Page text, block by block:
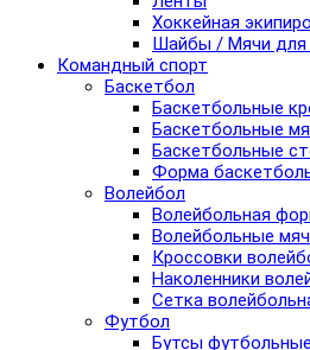
Хоккейная
Шайбы / Мячи для
Командный спорт
Баскетбол
Баскетбольные
Баскетбольные
Баскетбольные
Форма
Волейбол
Волейбольная
Волейбольные
Кроссовки
Наколенники
Сетка
Футбол
Бутсы